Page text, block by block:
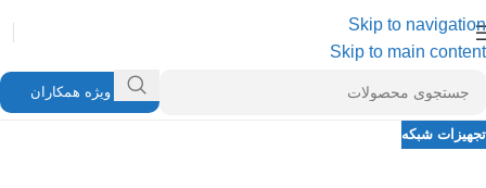
Skip to navigation
Skip to main content
ویژه همکاران
تجهیزات شبکه